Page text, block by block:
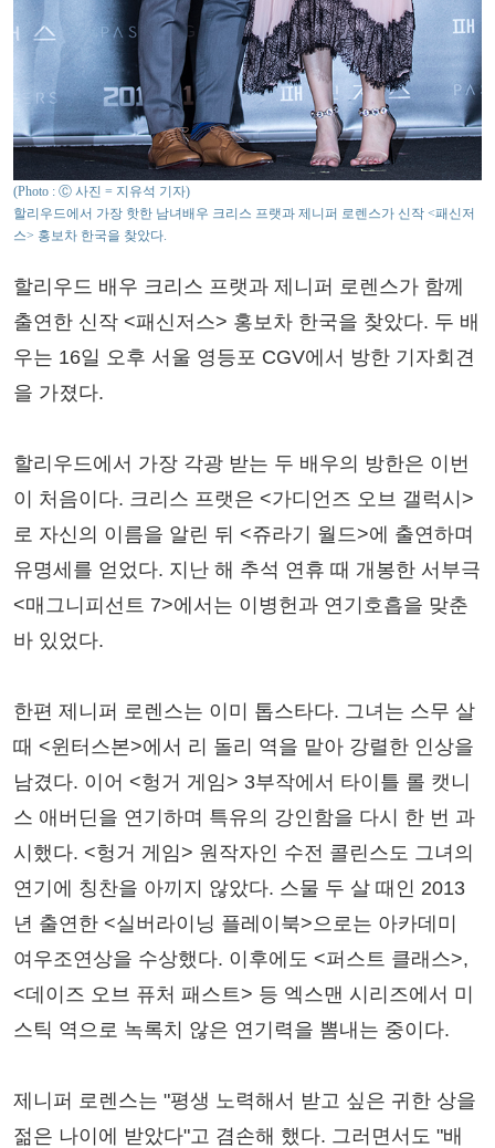
(Photo : Ⓒ 사진 = 지유석 기자)
할리우드에서 가장 핫한 남녀배우 크리스 프랫과 제니퍼 로렌스가 신작 <패신저
스> 홍보차 한국을 찾았다.
할리우드 배우 크리스 프랫과 제니퍼 로렌스가 함께
출연한 신작 <패신저스> 홍보차 한국을 찾았다. 두 배
우는 16일 오후 서울 영등포 CGV에서 방한 기자회견
을 가졌다.
할리우드에서 가장 각광 받는 두 배우의 방한은 이번
이 처음이다. 크리스 프랫은 <가디언즈 오브 갤럭시>
로 자신의 이름을 알린 뒤 <쥬라기 월드>에 출연하며
유명세를 얻었다. 지난 해 추석 연휴 때 개봉한 서부극
<매그니피선트 7>에서는 이병헌과 연기호흡을 맞춘
바 있었다.
한편 제니퍼 로렌스는 이미 톱스타다. 그녀는 스무 살
때 <윈터스본>에서 리 돌리 역을 맡아 강렬한 인상을
남겼다. 이어 <헝거 게임> 3부작에서 타이틀 롤 캣니
스 애버딘을 연기하며 특유의 강인함을 다시 한 번 과
시했다. <헝거 게임> 원작자인 수전 콜린스도 그녀의
연기에 칭찬을 아끼지 않았다. 스물 두 살 때인 2013
년 출연한 <실버라이닝 플레이북>으로는 아카데미
여우조연상을 수상했다. 이후에도 <퍼스트 클래스>,
<데이즈 오브 퓨처 패스트> 등 엑스맨 시리즈에서 미
스틱 역으로 녹록치 않은 연기력을 뽐내는 중이다.
제니퍼 로렌스는 "평생 노력해서 받고 싶은 귀한 상을
젊은 나이에 받았다"고 겸손해 했다. 그러면서도 "배